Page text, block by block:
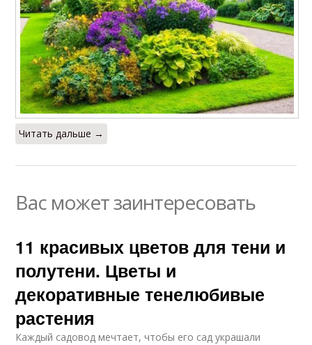
Читать дальше →
Вас может заинтересовать
11 красивых цветов для тени и
полутени. Цветы и
декоративные тенелюбивые
растения
Каждый садовод мечтает, чтобы его сад украшали